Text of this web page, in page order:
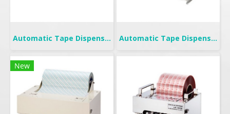
Automatic Tape Dispenser | YCUT-500 Automatic Tape Dispenser | YCUT-300
New